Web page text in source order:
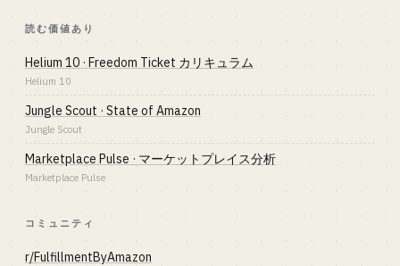
読む価値あり
Helium 10 · Freedom Ticket カリキュラム
Helium 10
Jungle Scout · State of Amazon
Jungle Scout
Marketplace Pulse · マーケットプレイス分析
Marketplace Pulse
コミュニティ
r/FulfillmentByAmazon